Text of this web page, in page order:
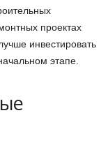
проектах
инвестировать
этапе.